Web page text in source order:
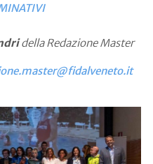
della Redazione Master